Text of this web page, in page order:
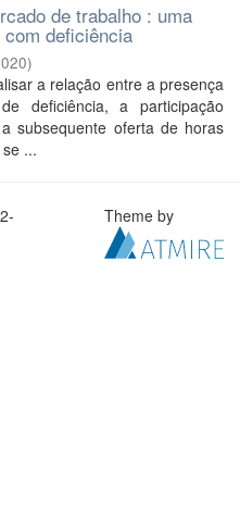
de trabalho : uma
deficiência
)
a relação entre a presença
deficiência, a participação
subsequente oferta de horas
...
Theme by